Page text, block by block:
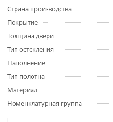
Страна производства
Покрытие
Толщина двери
Тип остекления
Наполнение
Тип полотна
Материал
Номенклатурная группа